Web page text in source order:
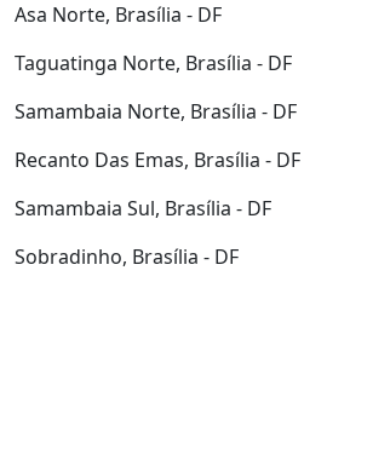
Asa Norte, Brasília - DF
Taguatinga Norte, Brasília - DF
Samambaia Norte, Brasília - DF
Recanto Das Emas, Brasília - DF
Samambaia Sul, Brasília - DF
Sobradinho, Brasília - DF